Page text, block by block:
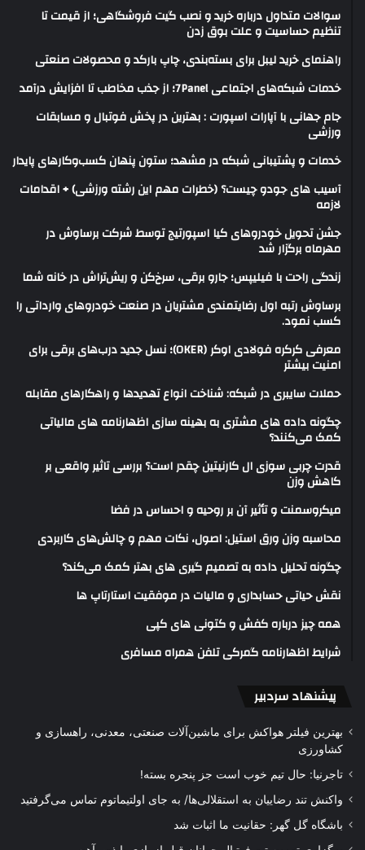
سوالات متداول درباره خرید و نصب گیت فروشگاهی؛ از قیمت تا
تنظیم حساسیت و علت بوق زدن
راهنمای خرید لیبل برای بسته‌بندی، چاپ بارکد و محصولات صنعتی
خدمات شبکه‌های اجتماعی 7Panel؛ از جذب مخاطب تا افزایش درآمد
جام جهانی با آپارات اسپورت : بهترین در پخش فوتبال و مسابقات
ورزشی
خدمات و پشتیبانی شبکه در مشهد؛ ستون پنهان کسب‌وکارهای پایدار
آسیب های جودو چیست؟ (خطرات مهم این رشته ورزشی) + اقدامات
لازمه
جشن تحویل خودروهای کیا اسپورتیج توسط شرکت برساوش در
مهرماه برگزار شد
زندگی راحت با فیلیپس؛ جارو برقی، سرخ‌کن و ریش‌تراش در خانه شما
برساوش رتبه اول رضایتمندی مشتریان در صنعت خودروهای وارداتی را
کسب نمود.
معرفی کرکره فولادی اوکر (OKER)؛ نسل جدید درب‌های برقی برای
امنیت بیشتر
حملات سایبری در شبکه: شناخت انواع تهدیدها و راهکارهای مقابله
چگونه داده های مشتری به بهینه سازی اظهارنامه های مالیاتی
کمک می‌کنند؟
قدرت چربی سوزی ال کارنیتین چقدر است؟ بررسی تاثیر واقعی بر
کاهش وزن
میکروسمنت و تأثیر آن بر روحیه و احساس در فضا
محاسبه وزن ورق استیل: اصول، نکات مهم و چالش‌های کاربردی
چگونه تحلیل داده به تصمیم گیری های بهتر کمک می‌کند؟
نقش حیاتی حسابداری و مالیات در موفقیت استارتاپ ها
همه چیز درباره کفش و کتونی های کپی
شرایط اظهارنامه گمرکی تلفن همراه مسافری
پیشنهاد سردبیر
بهترین فیلتر هواکش برای ماشین‌آلات صنعتی، معدنی، راهسازی و
کشاورزی
تاجرنیا: حال تیم خوب است جز پنجره بسته!
واکنش تند رضاییان به استقلالی‌ها/ به جای اولتیماتوم تماس می‌گرفتید
باشگاه گل گهر: حقانیت ما اثبات شد